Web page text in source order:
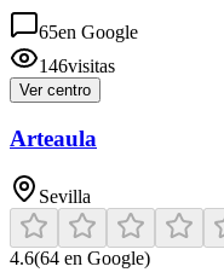
65en Google
146visitas
Ver centro
Arteaula
Sevilla
4.6(64 en Google)